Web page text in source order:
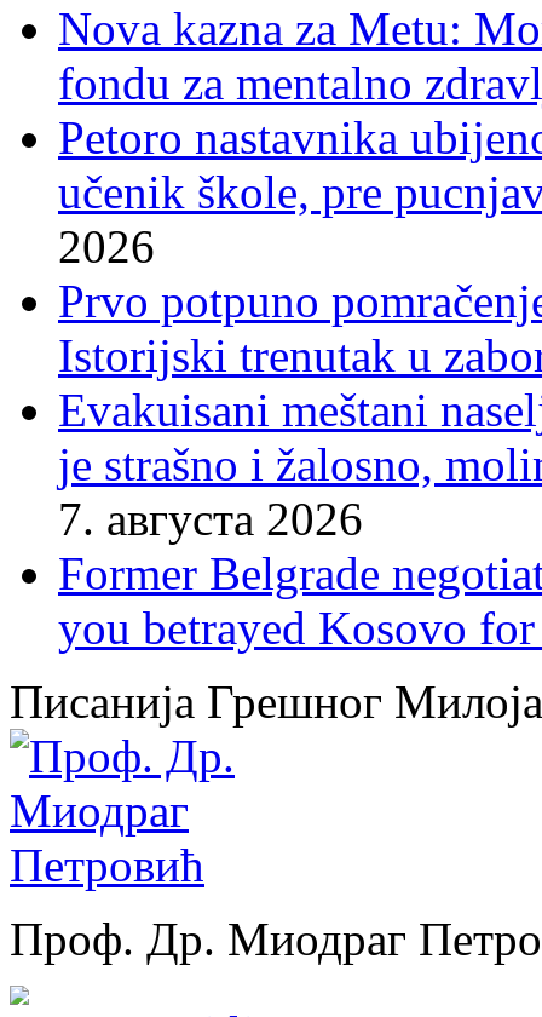
Nova kazna za Metu:
fondu za mentalno
Petoro nastavnika
učenik škole, pre
2026
Prvo potpuno
Istorijski trenutak u
Evakuisani meštani
je strašno i žalosno,
7. августа 2026
Former Belgrade
you betrayed Kosovo
Писанија Грешног Милоја
Проф. Др. Миодраг